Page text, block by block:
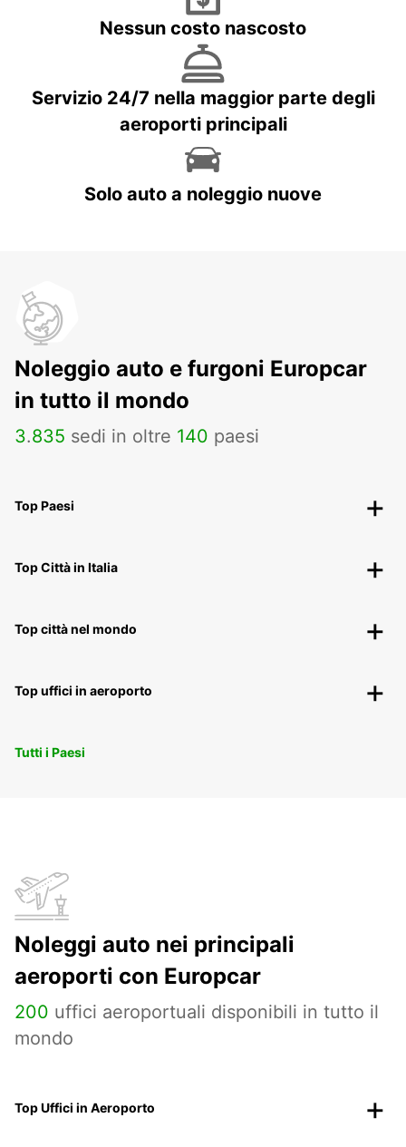
Nessun costo nascosto
Servizio 24/7 nella maggior parte degli
aeroporti principali
Solo auto a noleggio nuove
Noleggio auto e furgoni Europcar
in tutto il mondo
3.835 sedi in oltre 140 paesi
Top Paesi
Top Città in Italia
Top città nel mondo
Top uffici in aeroporto
Tutti i Paesi
Noleggi auto nei principali
aeroporti con Europcar
200 uffici aeroportuali disponibili in tutto il
mondo
Top Uffici in Aeroporto